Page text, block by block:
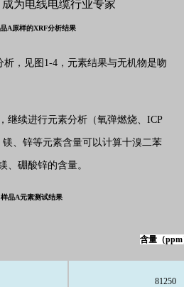
品A原样的XRF分析结果
，见图1-4，元素结果与无机物是吻
继续进行元素分析（氧弹燃烧、ICP
、锌等元素含量可以计算十溴二苯
、硼酸锌的含量。
品A元素测试结果
含量（ppm
81250